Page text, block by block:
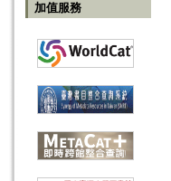
加值服務